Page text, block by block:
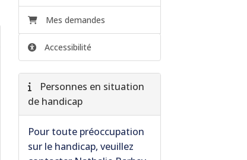
Mes demandes
Accessibilité
Personnes en situation
de handicap
Pour toute préoccupation
sur le handicap, veuillez